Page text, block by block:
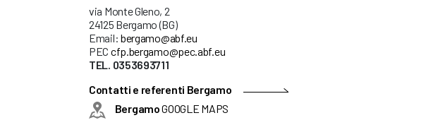
via Monte Gleno, 2
24125 Bergamo (BG)
Email: bergamo@abf.eu
PEC cfp.bergamo@pec.abf.eu
TEL. 0353693711
Contatti e referenti Bergamo
BergamoGOOGLE MAPS